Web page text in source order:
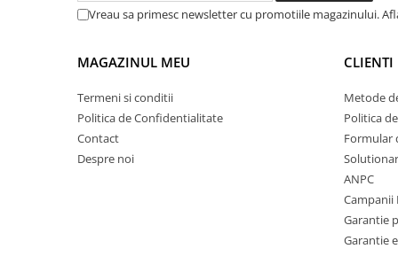
Vreau sa primesc newsletter cu promotiile magazinului.
MAGAZINUL MEU
Termeni si conditii
Politica de Confidentialitate
Contact
Despre noi
CLIENTI
Metode
Politica
Formular
ANPC
Garantie
Garantie